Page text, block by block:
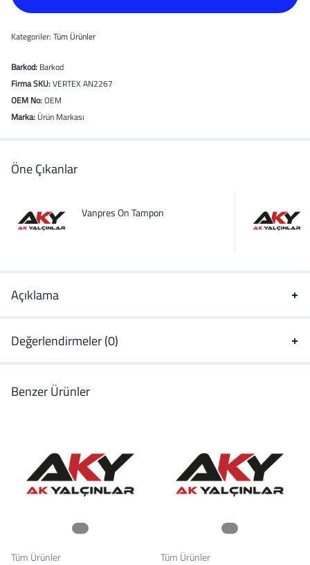
Kategoriler: Tüm Ürünler
Barkod: Barkod
Firma SKU:VERTEX AN2267
OEM No:OEM
Marka: Ürün Markası
Öne Çıkanlar
Vanpres On Tampon
Açıklama
Değerlendirmeler (0)
Benzer Ürünler
Tüm Ürünler
Tüm Ürünler